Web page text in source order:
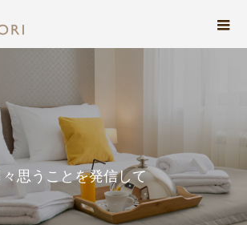
思う こ と を 発信していま